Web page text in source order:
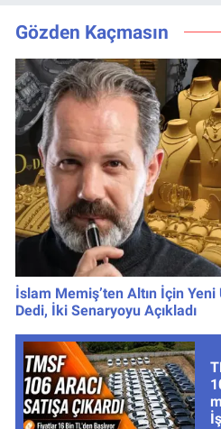
3. Ön Eleme Turu
Gözden Kaçmasın
İslam Memiş’ten Altın İçin Yeni
Dedi, İki Senaryoyu Açıkladı